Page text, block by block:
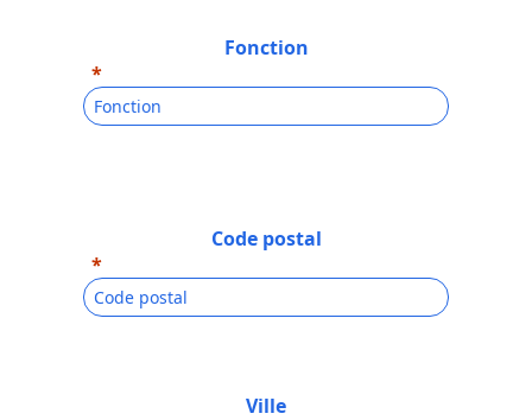
Fonction
Code postal
Ville